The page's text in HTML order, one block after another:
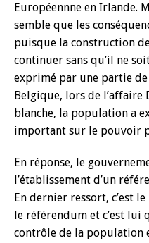
Européennne en Irlande.
semble que les
puisque la construction
continuer sans qu’il ne
exprimé par une partie
Belgique, lors de l’affaire
blanche, la population a
important sur le pouvoir
En réponse, le
l’établissement d’un
En dernier ressort, c’est
le référendum et c’est
contrôle de la population